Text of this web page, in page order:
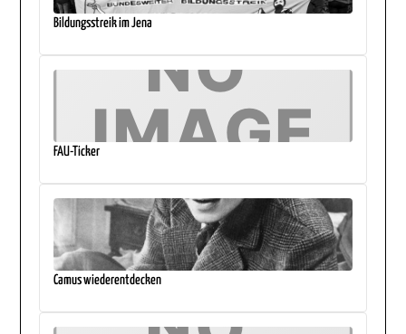
Bildungsstreik im Jena
FAU-Ticker
Camus wiederentdecken